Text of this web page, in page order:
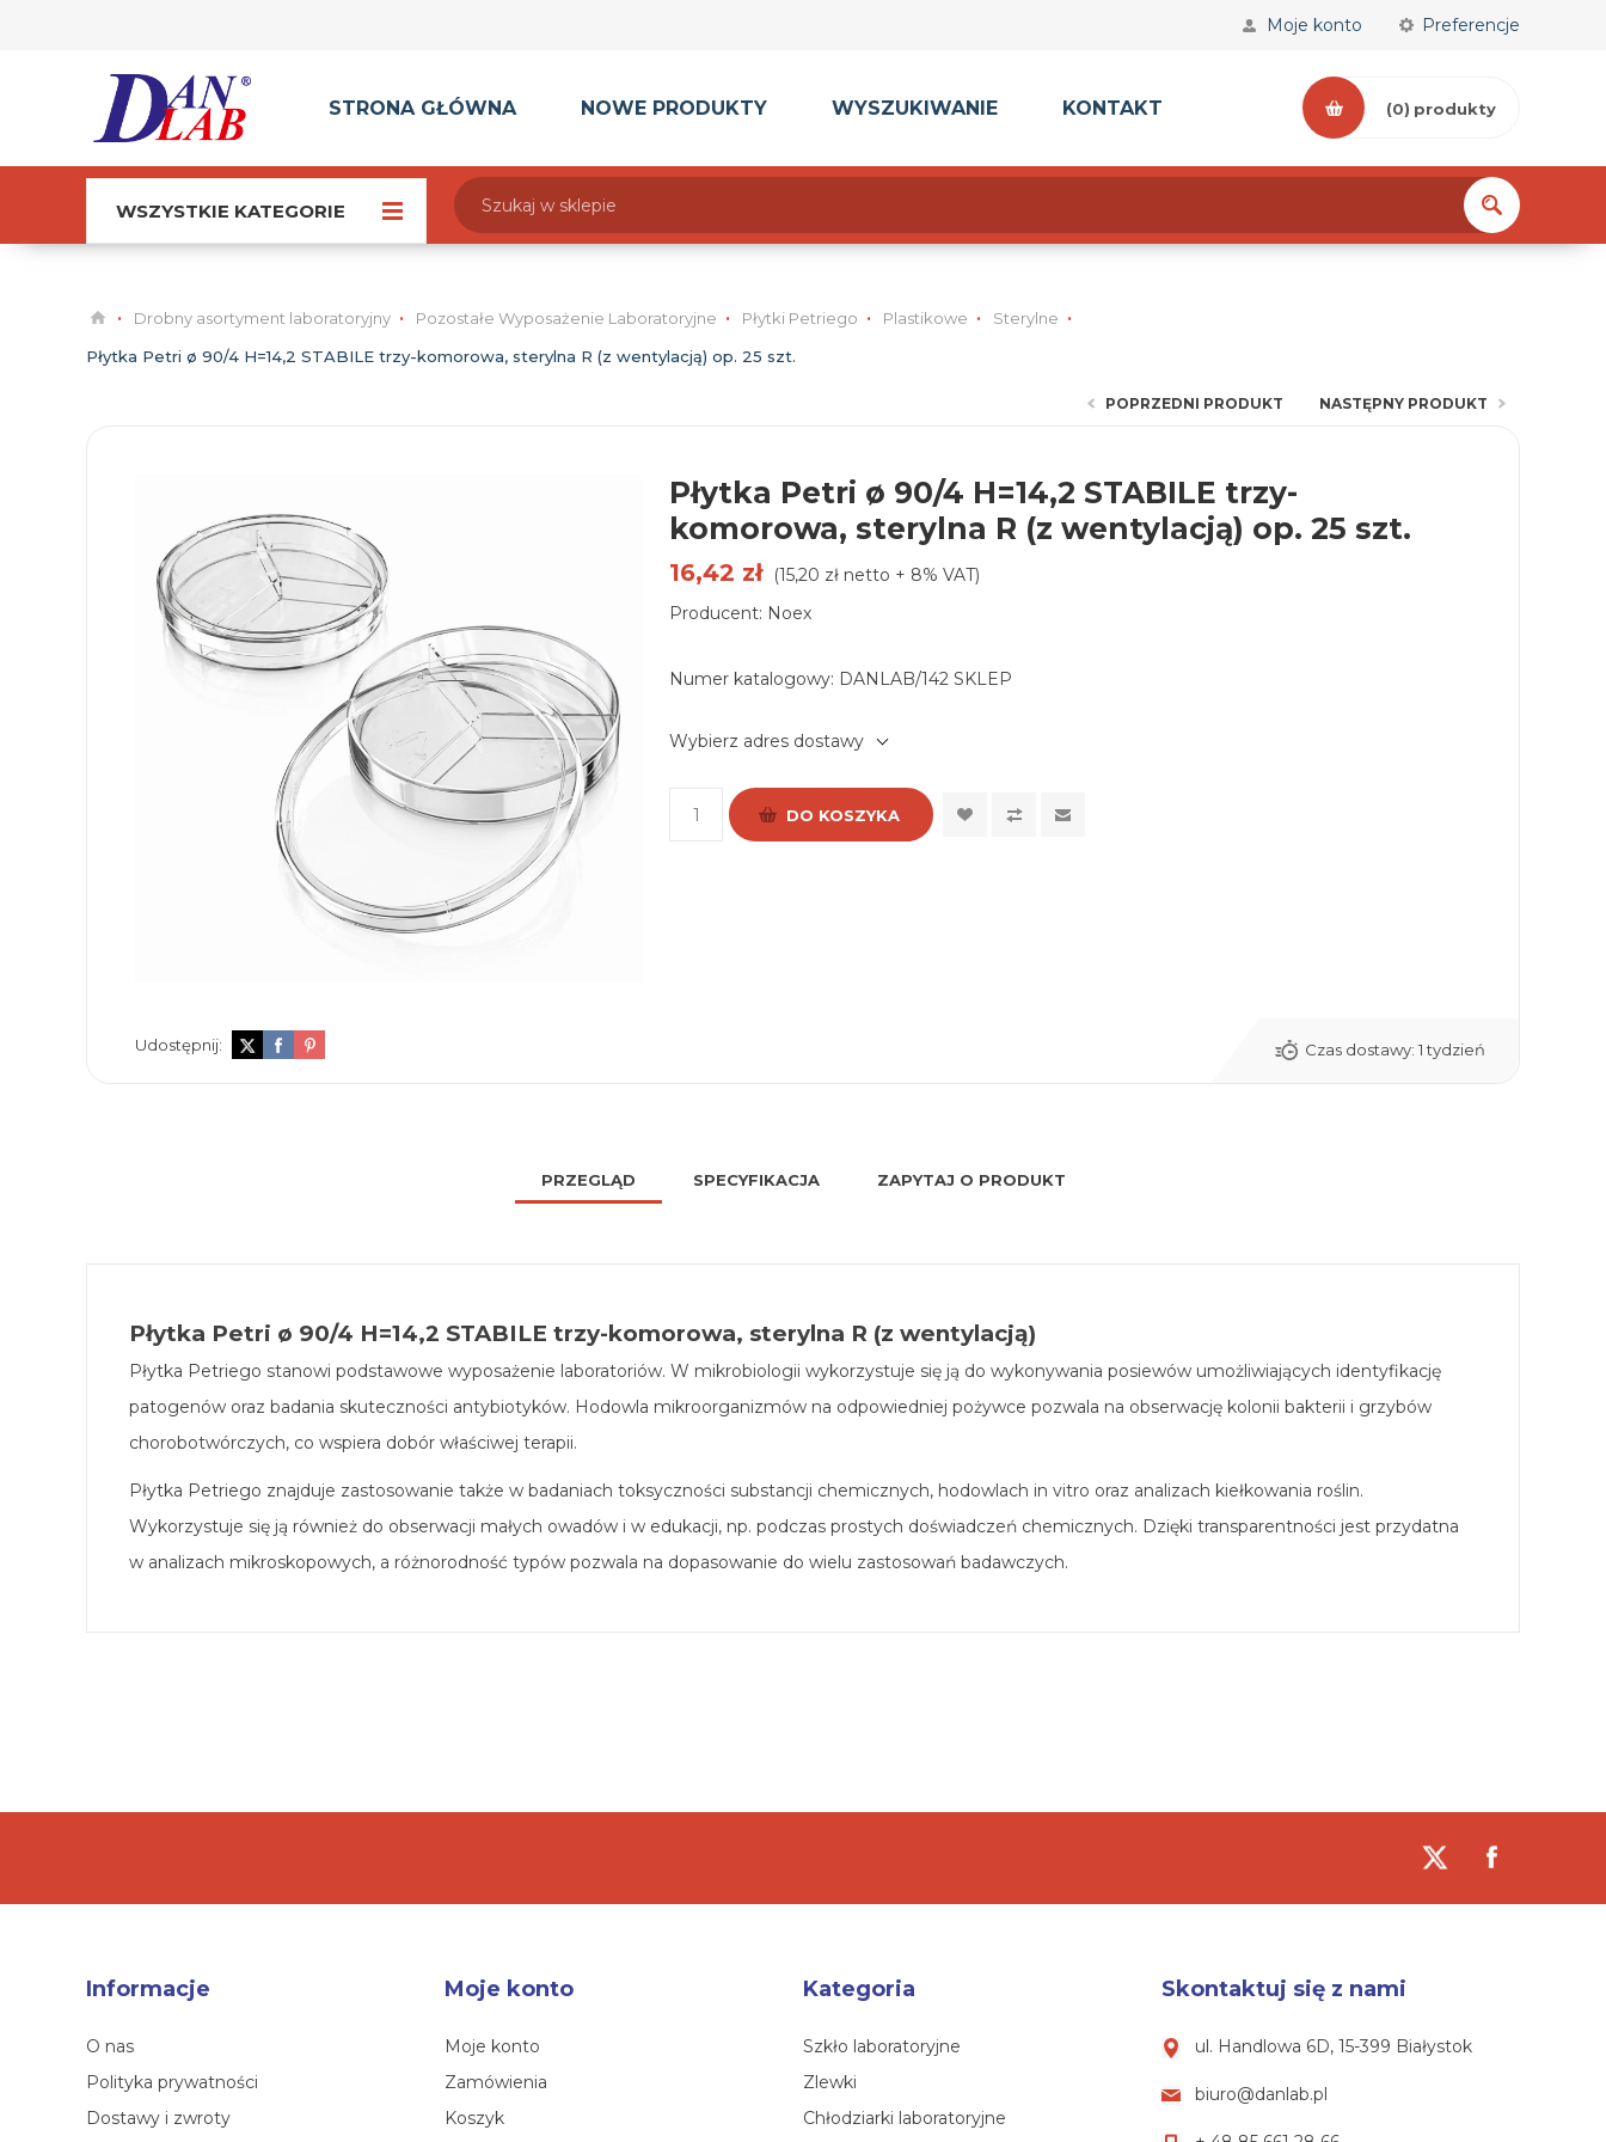
Preferencje
Moje konto
STRONA GŁÓWNA NOWE PRODUKTY WYSZUKIWANIE KONTAKT (0) produkty
WSZYSTKIE KATEGORIE
Drobny asortyment laboratoryjny Pozostałe Wyposażenie Laboratoryjne Płytki Petriego Plastikowe
Sterylne
Płytka Petri ø 90/4 H=14,2 STABILE trzy-komorowa, sterylna R (z wentylacją) op. 25 szt.
POPRZEDNI PRODUKT NASTĘPNY PRODUKT
Płytka Petri ø 90/4 H=14,2 STABILE trzy-
komorowa, sterylna R (z wentylacją) op. 25 szt.
16,42 zł (15,20 zł netto + 8% VAT)
Producent: Noex
Numer katalogowy: DANLAB/142 SKLEP
Wybierz adres dostawy
DO KOSZYKA
Udostępnij: Czas dostawy: 1 tydzień
PRZEGLĄD SPECYFIKACJA ZAPYTAJ O PRODUKT
Płytka Petri ø 90/4 H=14,2 STABILE trzy-komorowa, sterylna R (z wentylacją)
Płytka Petriego stanowi podstawowe wyposażenie laboratoriów. W mikrobiologii wykorzystuje się ją do wykonywania posiewów umożliwiających identyfikację
patogenów oraz badania skuteczności antybiotyków. Hodowla mikroorganizmów na odpowiedniej pożywce pozwala na obserwację kolonii bakterii i grzybów
chorobotwórczych, co wspiera dobór właściwej terapii.
Płytka Petriego znajduje zastosowanie także w badaniach toksyczności substancji chemicznych, hodowlach in vitro oraz analizach kiełkowania roślin.
Wykorzystuje się ją również do obserwacji małych owadów i w edukacji, np. podczas prostych doświadczeń chemicznych. Dzięki transparentności jest przydatna
w analizach mikroskopowych, a różnorodność typów pozwala na dopasowanie do wielu zastosowań badawczych.
Informacje
O nas
Polityka prywatności
Dostawy i zwroty
Moje konto
Moje konto
Zamówienia
Koszyk
Kategoria
Szkło laboratoryjne
Zlewki
Chłodziarki laboratoryjne
Skontaktuj się z nami
ul. Handlowa 6D, 15-399 Białystok
biuro@danlab.pl